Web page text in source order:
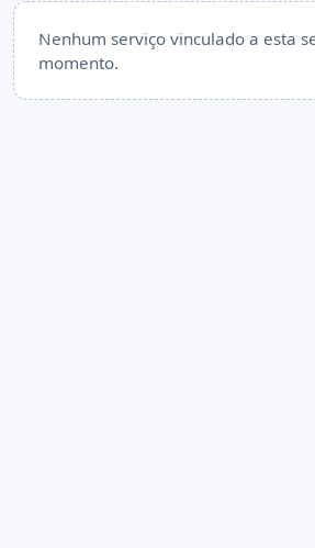
Nenhum serviço vinculado a esta
momento.